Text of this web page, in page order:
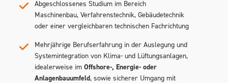
Abgeschlossenes Studium im Bereich
Maschinenbau, Verfahrenstechnik, Gebäudetechnik
oder einer vergleichbaren technischen Fachrichtung
Mehrjährige Berufserfahrung in der Auslegung und
Systemintegration von Klima- und Lüftungsanlagen,
idealerweise im Offshore-, Energie- oder
Anlagenbauumfeld, sowie sicherer Umgang mit